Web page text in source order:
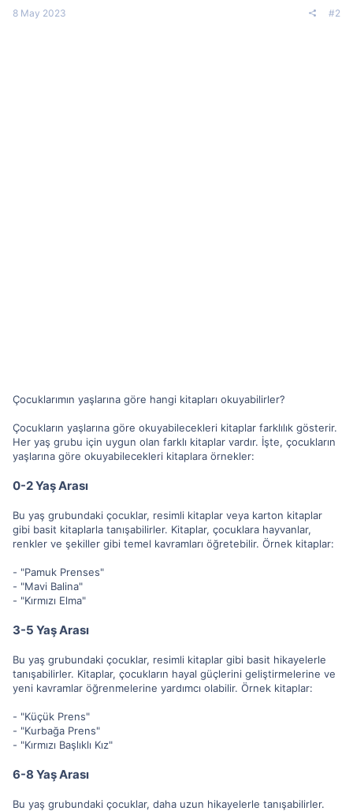
8 May 2023 #2
Çocuklarımın yaşlarına göre hangi kitapları okuyabilirler?
Çocukların yaşlarına göre okuyabilecekleri kitaplar farklılık gösterir.
Her yaş grubu için uygun olan farklı kitaplar vardır. İşte, çocukların
yaşlarına göre okuyabilecekleri kitaplara örnekler:
0-2 Yaş Arası
Bu yaş grubundaki çocuklar, resimli kitaplar veya karton kitaplar
gibi basit kitaplarla tanışabilirler. Kitaplar, çocuklara hayvanlar,
renkler ve şekiller gibi temel kavramları öğretebilir. Örnek kitaplar:
- "Pamuk Prenses"
- "Mavi Balina"
- "Kırmızı Elma"
3-5 Yaş Arası
Bu yaş grubundaki çocuklar, resimli kitaplar gibi basit hikayelerle
tanışabilirler. Kitaplar, çocukların hayal güçlerini geliştirmelerine ve
yeni kavramlar öğrenmelerine yardımcı olabilir. Örnek kitaplar:
- "Küçük Prens"
- "Kurbağa Prens"
- "Kırmızı Başlıklı Kız"
6-8 Yaş Arası
Bu yaş grubundaki çocuklar, daha uzun hikayelerle tanışabilirler.